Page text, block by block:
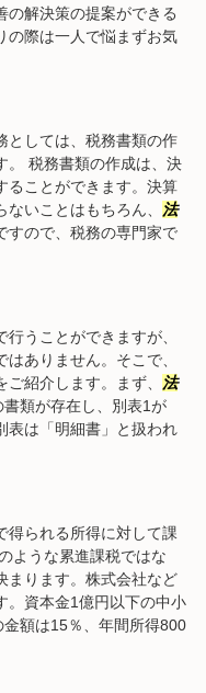
の解決策の提案ができる
の際は一人で悩まずお気
としては、税務書類の作
。 税務書類の作成は、決
ることができます。決算
いことはもちろん、
法
すので、税務の専門家で
うことができますが、
ありません。そこで、
紹介します。まず、
法
類が存在し、別表1が
表は「明細書」と扱われ
得られる所得に対して課
ような累進課税ではな
まります。株式会社など
。資本金1億円以下の中小
額は15％、年間所得800